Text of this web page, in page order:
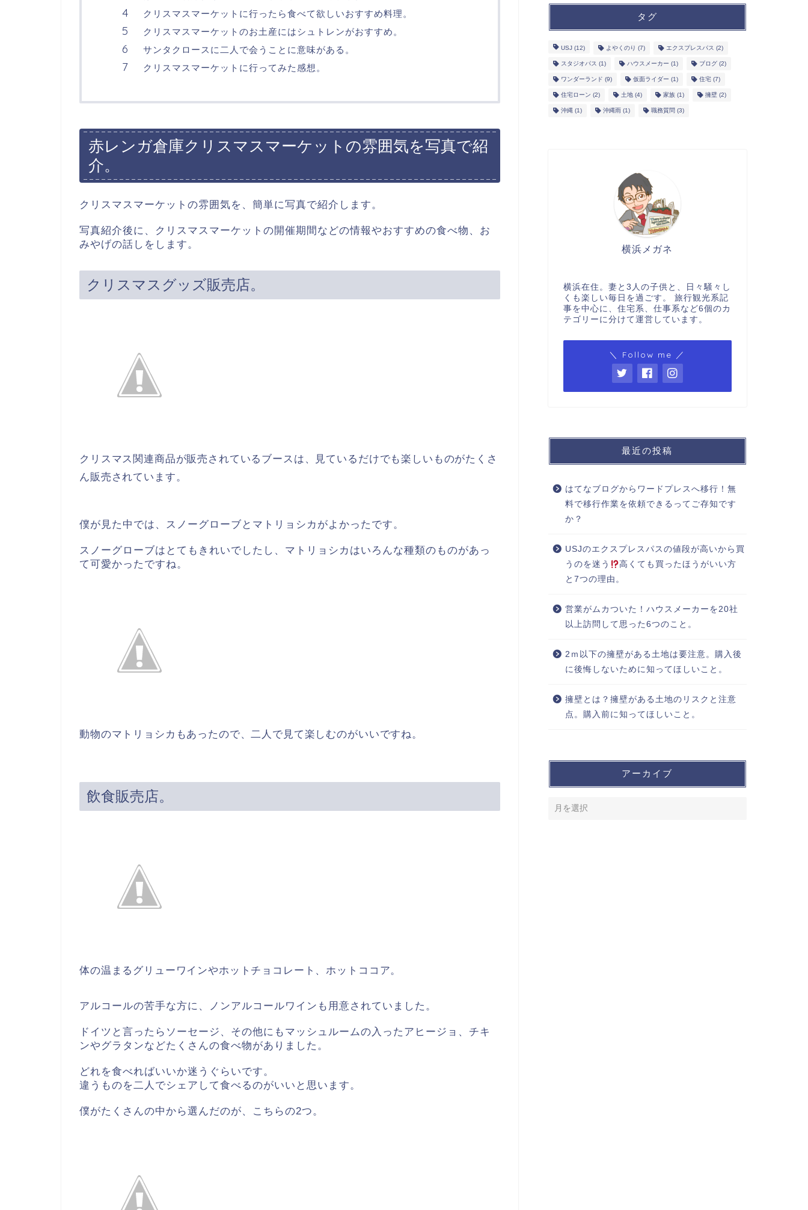
クリスマスマーケットに行ったら食べて欲しいおすすめ料理。
クリスマスマーケットのお土産にはシュトレンがおすすめ。
サンタクロースに二人で会うことに意味がある。
クリスマスマーケットに行ってみた感想。
赤レンガ倉庫クリスマスマーケットの雰囲気を写真で紹
介。
クリスマスマーケットの雰囲気を、簡単に写真で紹介します。
写真紹介後に、クリスマスマーケットの開催期間などの情報やおすすめの食べ物、お
みやげの話しをします。
クリスマスグッズ販売店。
クリスマス関連商品が販売されているブースは、見ているだけでも楽しいものがたくさ
ん販売されています。
僕が見た中では、スノーグローブとマトリョシカがよかったです。
スノーグローブはとてもきれいでしたし、マトリョシカはいろんな種類のものがあっ
て可愛かったですね。
動物のマトリョシカもあったので、二人で見て楽しむのがいいですね。
飲食販売店。
体の温まるグリューワインやホットチョコレート、ホットココア。
アルコールの苦手な方に、ノンアルコールワインも用意されていました。
ドイツと言ったらソーセージ、その他にもマッシュルームの入ったアヒージョ、チキ
ンやグラタンなどたくさんの食べ物がありました。
どれを食べればいいか迷うぐらいです。
違うものを二人でシェアして食べるのがいいと思います。
僕がたくさんの中から選んだのが、こちらの2つ。
タグ
USJ(12) よやくのり (7) エクスプレスパス (2)
スタジオパス (1) ハウスメーカー (1) ブログ(2)
ワンダーランド (9) 仮面ライダー (1) 住宅(7)
住宅ローン (2) 土地(4) 家族(1) 擁壁(2)
沖縄 (1) 沖縄雨(1) 職務質問 (3)
横浜メガネ
横浜在住。妻と3人の子供と、日々騒々し
くも楽しい毎日を過ごす。 旅行観光系記
事を中心に、住宅系、仕事系など6個のカ
テゴリーに分けて運営しています。
＼ Follow me ／
最近の投稿
はてなブログからワードプレスへ移行！無
料で移行作業を依頼できるってご存知です
か？
USJのエクスプレスパスの値段が高いから買
うのを迷う
高くても買ったほうがいい方
と7つの理由。
営業がムカついた！ハウスメーカーを20社
以上訪問して思った6つのこと。
2ｍ以下の擁壁がある土地は要注意。購入後
に後悔しないために知ってほしいこと。
擁壁とは？擁壁がある土地のリスクと注意
点。購入前に知ってほしいこと。
アーカイブ